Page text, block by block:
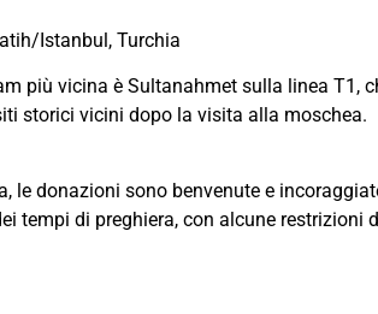
Istanbul, Turchia
più vicina è Sultanahmet sulla linea T1,
storici vicini dopo la visita alla moschea.
donazioni sono benvenute e
tempi di preghiera, con alcune restrizioni